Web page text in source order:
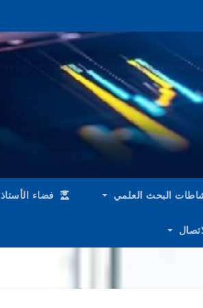
البحث العلمي فضاء الأستاذ